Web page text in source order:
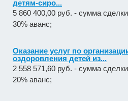
детям-сиро...
5 860 400,00 руб. - сумма сделки
30% аванс;
Оказание услуг по
оздоровления детей из...
2 558 571,60 руб. - сумма сделки
20% аванс;